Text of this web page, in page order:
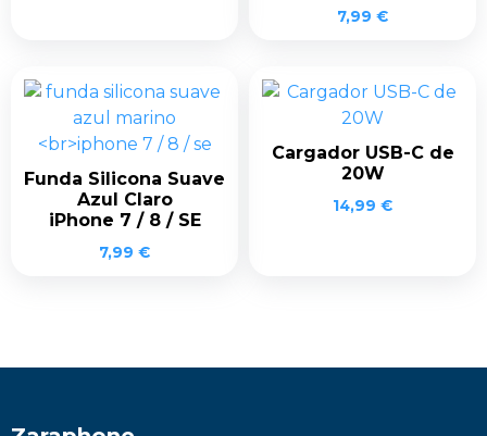
7,99 €
Funda Silicona Suave
Azul Claro
iPhone 7 / 8 / SE
7,99 €
Cargador USB-C de
20W
14,99 €